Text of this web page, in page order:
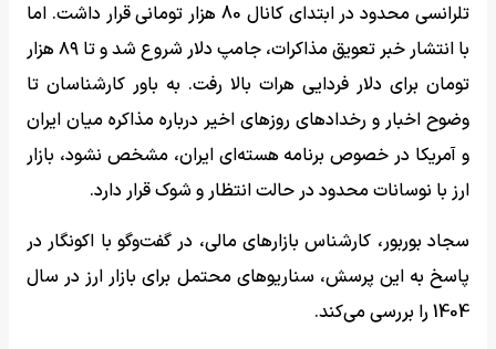
تلرانسی محدود در ابتدای کانال 80 هزار تومانی قرار داشت. اما
با انتشار خبر تعویق مذاکرات، جامپ دلار شروع شد و تا ۸۹ هزار
تومان برای دلار فردایی هرات بالا رفت. به باور کارشناسان تا
وضوح اخبار و رخدادهای روزهای اخیر درباره مذاکره میان ایران
و آمریکا در خصوص برنامه هسته‌ای ایران، مشخص نشود، بازار
ارز با نوسانات محدود در حالت انتظار و شوک قرار دارد.
سجاد بوربور، کارشناس بازارهای مالی، در گفت‌وگو با اکونگار در
پاسخ به این پرسش، سناریوهای محتمل برای بازار ارز در سال
1404 را بررسی می‌کند.